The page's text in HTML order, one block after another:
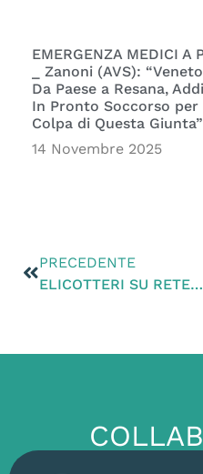
EMERGENZA MEDICI A
_ Zanoni (AVS):
Da Paese a Resana,
In Pronto Soccorso per
Colpa di Questa Giunta”
14 Novembre 2025
PRECEDENTE
ELICOTTERI SU RETE NATURA 2000 Zanoni (AVS): “Esercitazioni USA sulle Grave del Piave, la Giunta veneta cala le braghe davanti agli USA. Sulle zone protette i militari americani fanno il bello e il cattivo tempo”.